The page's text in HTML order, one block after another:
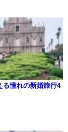
る憧れの新婚旅行4